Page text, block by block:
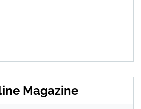
Magazine